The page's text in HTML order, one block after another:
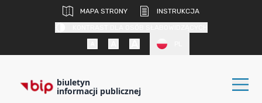
MAPA STRONY
INSTRUKCJA
biuletyn
informacji publicznej